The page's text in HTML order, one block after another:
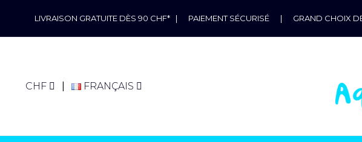
LIVRAISON GRATUITE DÈS 90 CHF* | PAIEMENT SÉCURISÉ | GRAND CHOIX
CHF FRANÇAIS